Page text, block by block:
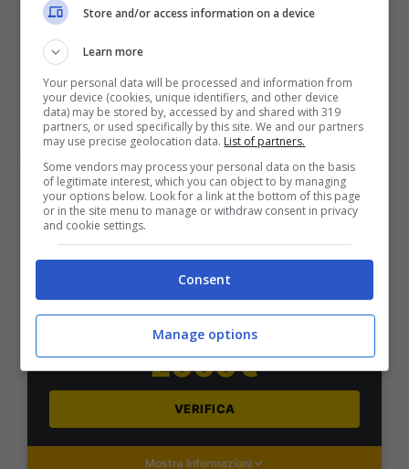
VERIFICA
Mostra Informazioni
PlanetWin365
Planetwin365: 2050€ per sport e scommesse
Iscrivendoti a PlanetWin365 ricevi: 100% fino a 2000€
in Bonus Scommesse + 100% fino a 50€ in Bonus
Sport
2050€
VERIFICA
Mostra Informazioni
Store and/or access information on a device
Learn more
Your personal data will be processed and information from
your device (cookies, unique identifiers, and other device
data) may be stored by, accessed by and shared with 319
partners, or used specifically by this site. We and our partners
may use precise geolocation data. List of partners.
Some vendors may process your personal data on the basis
of legitimate interest, which you can object to by managing
your options below. Look for a link at the bottom of this page
or in the site menu to manage or withdraw consent in privacy
and cookie settings.
Consent
Manage options